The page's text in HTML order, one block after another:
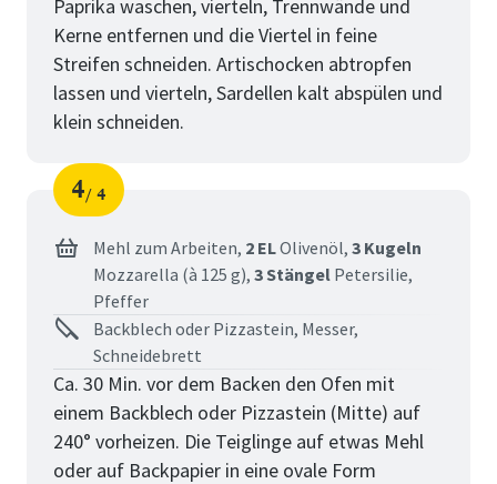
Paprika waschen, vierteln, Trennwände und
Kerne entfernen und die Viertel in feine
Streifen schneiden. Artischocken abtropfen
lassen und vierteln, Sardellen kalt abspülen und
klein schneiden.
Schritt
4
von
4
Mehl zum Arbeiten, 2 ELOlivenöl, 3 Kugeln
Mozzarella (à 125 g), 3 Stängel Petersilie,
Pfeffer
Backblech oder Pizzastein, Messer,
Schneidebrett
Ca. 30 Min. vor dem Backen den Ofen mit
einem Backblech oder Pizzastein (Mitte) auf
240° vorheizen. Die Teiglinge auf etwas Mehl
oder auf Backpapier in eine ovale Form